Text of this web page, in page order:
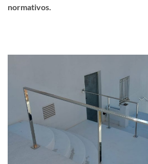
normativos.